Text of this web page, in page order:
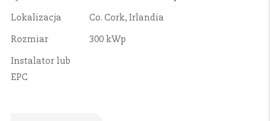
Lokalizacja Co. Cork, Irlandia
Rozmiar 300 kWp
Instalator lub
EPC